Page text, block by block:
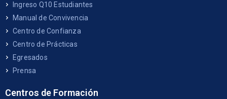
Ingreso Q10 Estudiantes
Manual de Convivencia
Centro de Confianza
Centro de Prácticas
Egresados
Prensa
Centros de Formación